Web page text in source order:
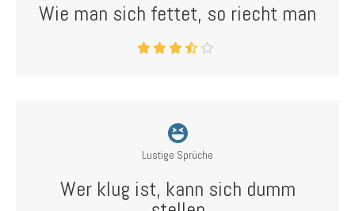
Wie man sich fettet, so riecht man
Lustige Sprüche
Wer klug ist, kann sich dumm